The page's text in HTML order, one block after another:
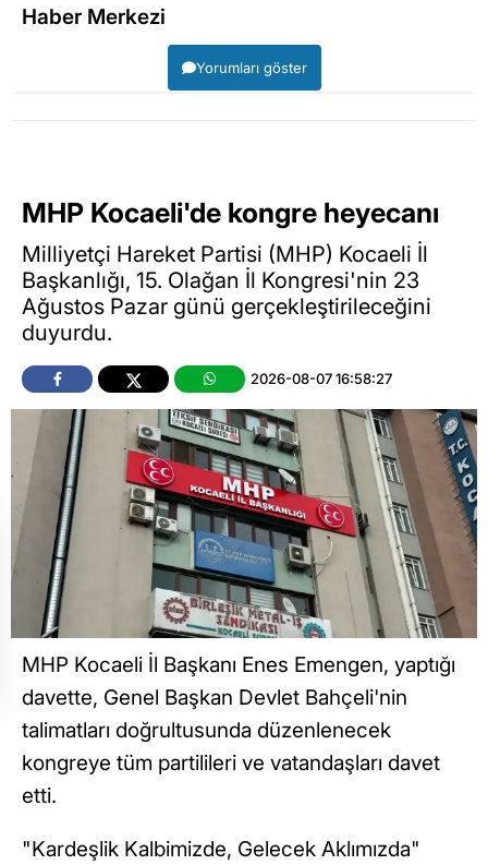
Haber Merkezi
Yorumları göster
MHP Kocaeli'de kongre heyecanı
Milliyetçi Hareket Partisi (MHP) Kocaeli İl
Başkanlığı, 15. Olağan İl Kongresi'nin 23
Ağustos Pazar günü gerçekleştirileceğini
duyurdu.
2026-08-07 16:58:27
MHP Kocaeli İl Başkanı Enes Emengen, yaptığı
davette, Genel Başkan Devlet Bahçeli'nin
talimatları doğrultusunda düzenlenecek
kongreye tüm partilileri ve vatandaşları davet
etti.
"Kardeşlik Kalbimizde, Gelecek Aklımızda"